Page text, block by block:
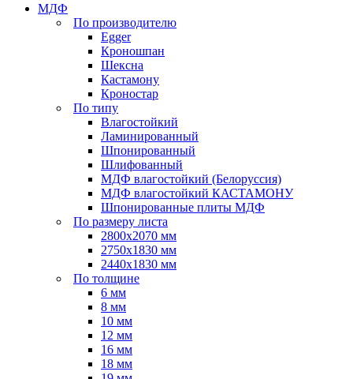
МДФ
По производителю
Egger
Кроношпан
Шексна
Кастамону
Кроностар
По типу
Влагостойкий
Ламинированный
Шпонированный
Шлифованный
МДФ влагостойкий (Белоруссия)
МДФ влагостойкий КАСТАМОНУ
Шпонированные плиты МДФ
По размеру листа
2800х2070 мм
2750х1830 мм
2440х1830 мм
По толщине
6 мм
8 мм
10 мм
12 мм
16 мм
18 мм